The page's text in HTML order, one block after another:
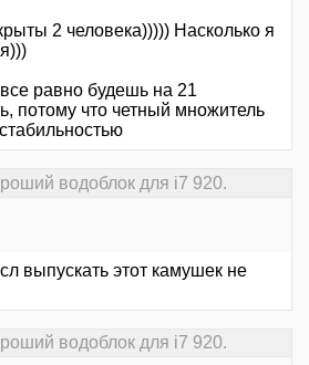
2 человека))))) Насколько я
равно будешь на 21
потому что четный множитель
водоблок для i7 920.
выпускать этот камушек не
водоблок для i7 920.